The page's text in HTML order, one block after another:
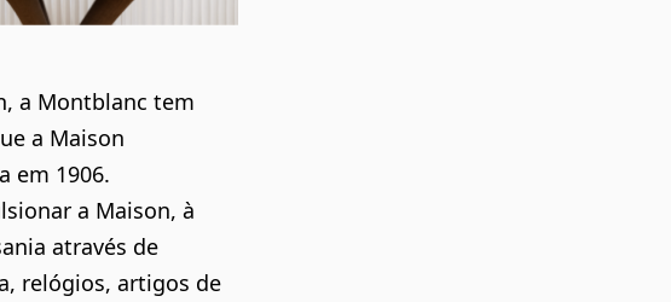
a Montblanc tem
a Maison
em 1906.
a Maison, à
através de
relógios, artigos de